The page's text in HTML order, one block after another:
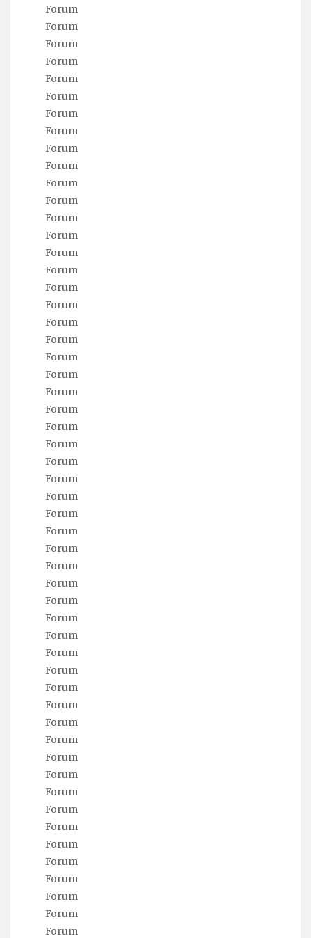
Forum
Forum
Forum
Forum
Forum
Forum
Forum
Forum
Forum
Forum
Forum
Forum
Forum
Forum
Forum
Forum
Forum
Forum
Forum
Forum
Forum
Forum
Forum
Forum
Forum
Forum
Forum
Forum
Forum
Forum
Forum
Forum
Forum
Forum
Forum
Forum
Forum
Forum
Forum
Forum
Forum
Forum
Forum
Forum
Forum
Forum
Forum
Forum
Forum
Forum
Forum
Forum
Forum
Forum